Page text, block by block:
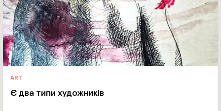
ART
Є два типи художників